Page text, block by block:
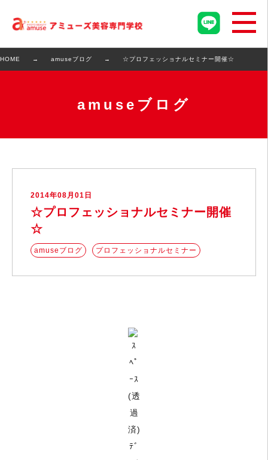
HOME amuseブログ ☆プロフェッショナルセミナー開催☆
amuseブログ
2014年08月01日
☆プロフェッショナルセミナー開催
☆
amuseブログ プロフェッショナルセミナー